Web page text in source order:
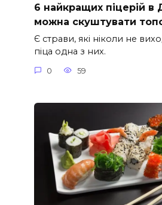
6 найкращих піцерій в
можна скуштувати
Є страви, які ніколи не
піца одна з них.
0 59